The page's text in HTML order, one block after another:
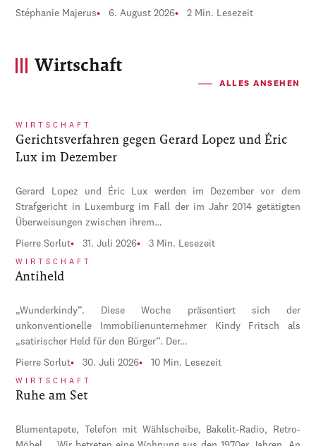
Stéphanie Majerus 6. August 2026 2 Min. Lesezeit
Wirtschaft
ALLES ANSEHEN
WIRTSCHAFT
Gerichtsverfahren gegen Gerard Lopez und Éric
Lux im Dezember
Gerard Lopez und Éric Lux werden im Dezember vor dem
Strafgericht in Luxemburg im Fall der im Jahr 2014 getätigten
Überweisungen zwischen ihrem…
Pierre Sorlut 31. Juli 2026 3 Min. Lesezeit
WIRTSCHAFT
Antiheld
„Wunderkindy“. Diese Woche präsentiert sich der
unkonventionelle Immobilienunternehmer Kindy Fritsch als
„satirischer Held für den Bürger“. Der…
Pierre Sorlut 30. Juli 2026 10 Min. Lesezeit
WIRTSCHAFT
Ruhe am Set
Blumentapete, Telefon mit Wählscheibe, Bakelit-Radio, Retro-